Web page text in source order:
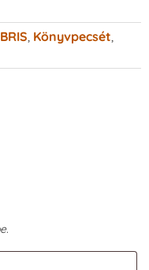
Könyvpecsét